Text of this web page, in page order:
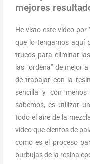
mejores
He visto este vídeo por
que lo tengamos aquí
trucos para eliminar
las “ordena” de mejor
de trabajar con la
sencilla y con
sabemos, es utilizar
todo el aire de la
vídeo que cientos de
como es el proceso
burbujas de la resina